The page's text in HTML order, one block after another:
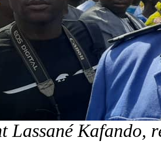
Lassané Kafando,